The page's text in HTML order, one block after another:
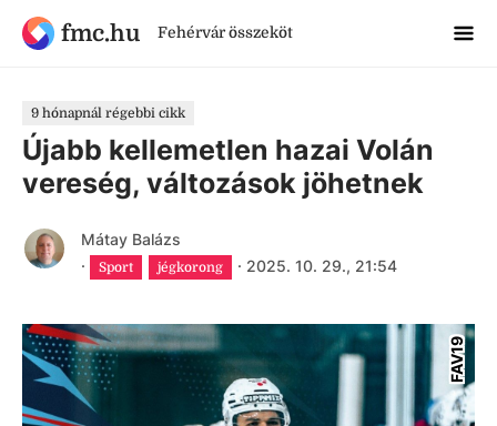
fmc.hu Fehérvár összeköt
9 hónapnál régebbi cikk
Újabb kellemetlen hazai Volán
vereség, változások jöhetnek
Mátay Balázs
·
Sport jégkorong · 2025. 10. 29., 21:54
FAV19